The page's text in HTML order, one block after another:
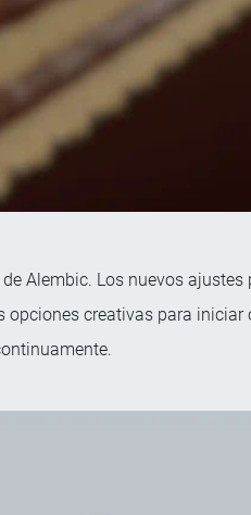
Alembic. Los nuevos
opciones creativas para iniciar